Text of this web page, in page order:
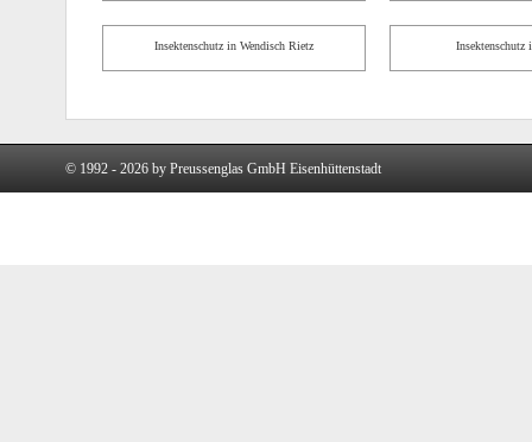
Insektenschutz in Wendisch Rietz Insektenschutz
© 1992 - 2026 by Preussenglas GmbH Eisenhüttenstadt